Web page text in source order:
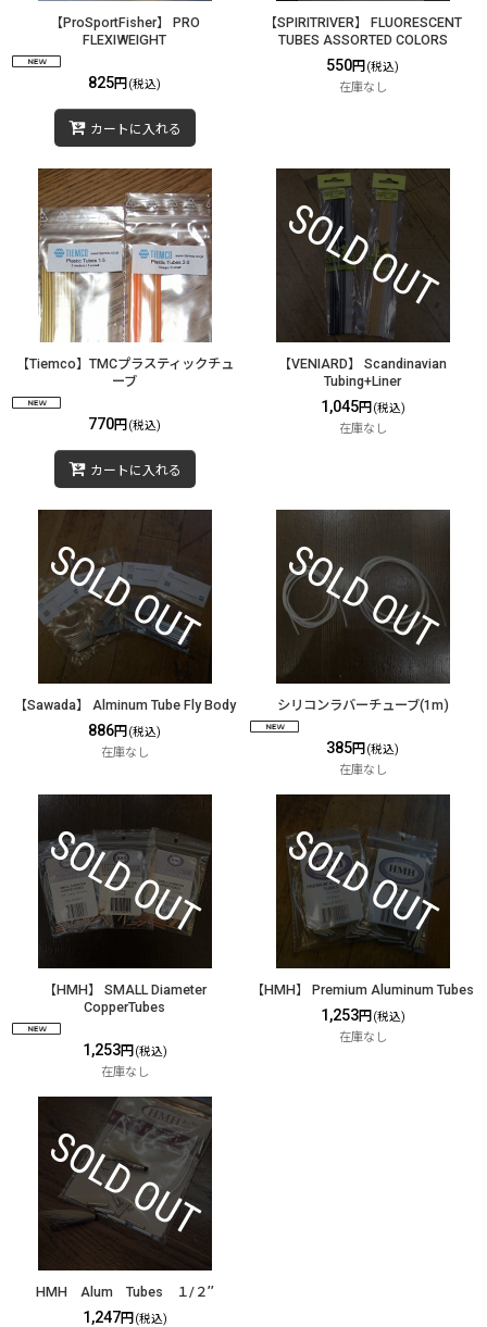
【ProSportFisher】 PRO
FLEXIWEIGHT
825円 (税込)
カートに入れる
【SPIRITRIVER】 FLUORESCENT
TUBES ASSORTED COLORS
550円 (税込)
在庫なし
【Tiemco】TMCプラスティックチュ
ーブ
770円 (税込)
カートに入れる
【VENIARD】 Scandinavian
Tubing+Liner
1,045円 (税込)
在庫なし
【Sawada】 Alminum Tube Fly Body
886円 (税込)
在庫なし
シリコンラバーチューブ(1m)
385円 (税込)
在庫なし
【HMH】 SMALL Diameter
CopperTubes
1,253円 (税込)
在庫なし
【HMH】 Premium Aluminum Tubes
1,253円 (税込)
在庫なし
HMH Alum Tubes １/２’’
1,247円 (税込)